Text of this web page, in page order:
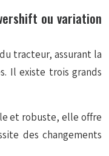
ou variation
tracteur, assurant la
Il existe trois grands
et robuste, elle offre
des changements